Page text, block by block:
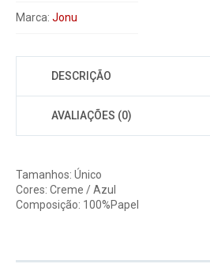
Marca: Jonu
DESCRIÇÃO
AVALIAÇÕES (0)
Tamanhos: Único
Cores: Creme / Azul
Composição: 100%Papel